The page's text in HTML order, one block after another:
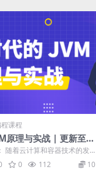
课程
原理与实战 | 更新至1
随着云计算和容器技术的发
已成为企业数字化转型的必
0 112 10